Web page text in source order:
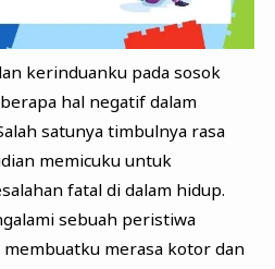
kerinduanku pada sosok
hal negatif dalam
satunya timbulnya rasa
memicuku untuk
fatal di dalam hidup.
sebuah peristiwa
merasa kotor dan